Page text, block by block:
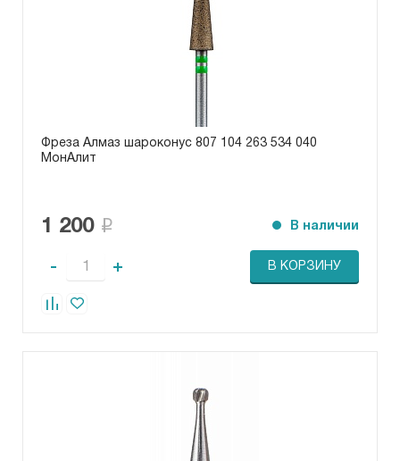
Фреза Алмаз шароконус 807 104 263 534 040
МонАлит
1 200 В наличии
- + В КОРЗИНУ